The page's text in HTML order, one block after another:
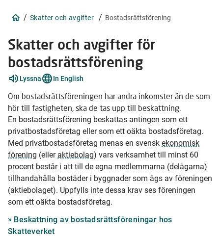
/ Skatter och avgifter / Bostadsrättsförening
Skatter och avgifter för
bostadsrättsförening
Förklara
ord
stycken
Lyssna In English
Om bostadsrättsföreningen har andra inkomster än de som
hör till fastigheten, ska de tas upp till beskattning.
En bostadsrättsförening beskattas antingen som ett
privatbostadsföretag eller som ett oäkta bostadsföretag.
Med privatbostadsföretag menas en svensk ekonomisk
förening (eller aktiebolag) vars verksamhet till minst 60
procent består i att till de egna medlemmarna (delägarna)
tillhandahålla bostäder i byggnader som ägs av föreningen
(aktiebolaget). Uppfylls inte dessa krav ses föreningen
som ett oäkta bostadsföretag.
Beskattning av bostadsrättsföreningar hos
Skatteverket